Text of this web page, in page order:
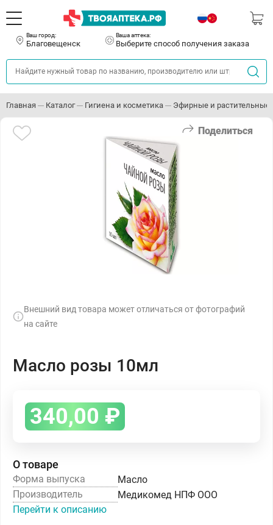
Ваш город:
Благовещенск
Ваша аптека:
Выберите способ получения заказа
Главная Каталог Гигиена и косметика Эфирные и растительные
Поделиться
Внешний вид товара может отличаться от фотографий
на сайте
Масло розы 10мл
340,00 ₽
О товаре
Форма выпуска
Масло
Производитель
Медикомед НПФ ООО
Перейти к описанию